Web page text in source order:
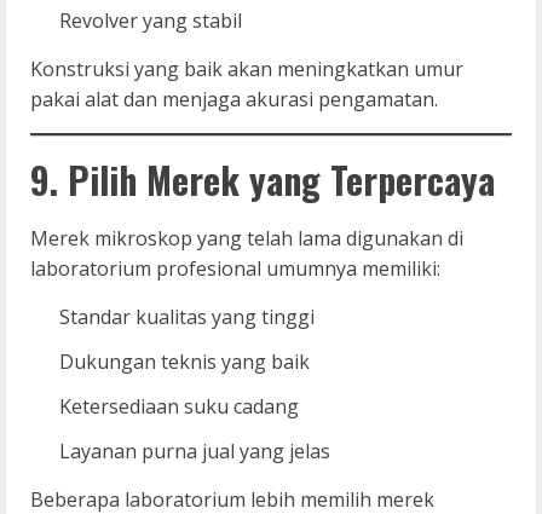
Revolver yang stabil
Konstruksi yang baik akan meningkatkan umur
pakai alat dan menjaga akurasi pengamatan.
9. Pilih Merek yang Terpercaya
Merek mikroskop yang telah lama digunakan di
laboratorium profesional umumnya memiliki:
Standar kualitas yang tinggi
Dukungan teknis yang baik
Ketersediaan suku cadang
Layanan purna jual yang jelas
Beberapa laboratorium lebih memilih merek